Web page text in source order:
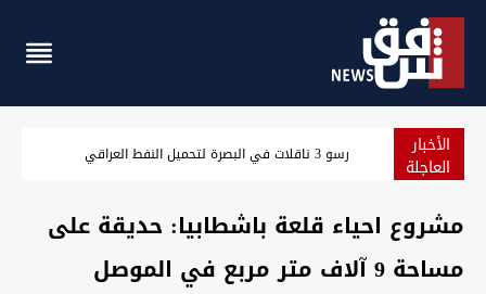
الأخبار
العاجلة مسؤول سعودي: نرصد استعدادات من جماعات عراقية
مشروع احياء قلعة باشطابيا: حديقة على
مساحة 9 آلاف متر مربع في الموصل